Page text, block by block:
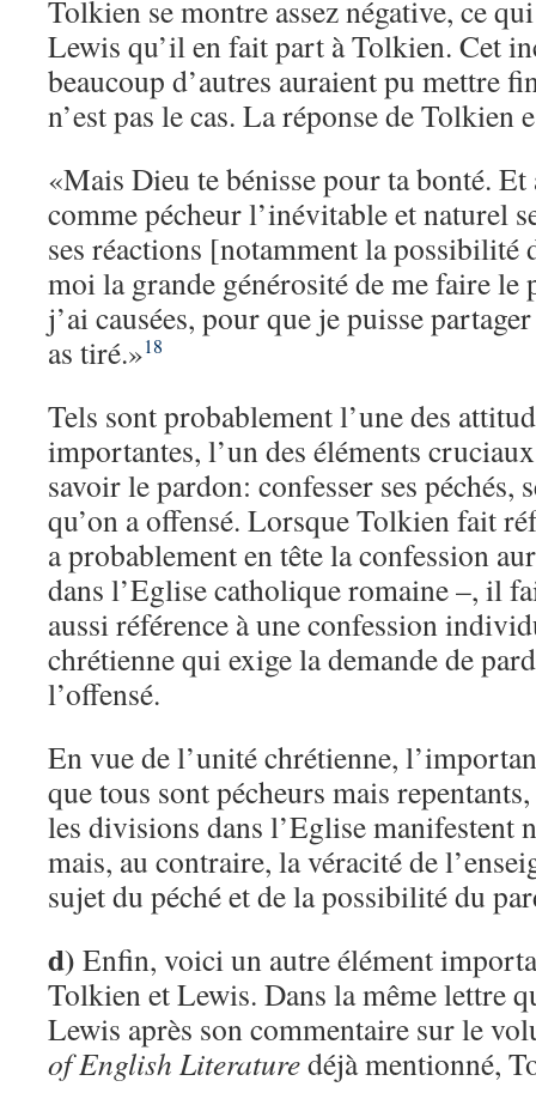
Tolkien se montre assez négative, ce
Lewis qu’il en fait part à Tolkien. Cet
beaucoup d’autres auraient pu mettre
n’est pas le cas. La réponse de Tolkien
«Mais Dieu te bénisse pour ta bonté.
comme pécheur l’inévitable et naturel
ses réactions [notamment la possibilité
moi la grande générosité de me faire le
j’ai causées, pour que je puisse
as tiré.»18
Tels sont probablement l’une des
importantes, l’un des éléments
savoir le pardon: confesser ses péchés,
qu’on a offensé. Lorsque Tolkien fait
a probablement en tête la confession
dans l’Eglise catholique romaine –, il
aussi référence à une confession
chrétienne qui exige la demande de
l’offensé.
En vue de l’unité chrétienne,
que tous sont pécheurs mais
les divisions dans l’Eglise manifestent
mais, au contraire, la véracité de
sujet du péché et de la possibilité du
d) Enfin, voici un autre élément
Tolkien et Lewis. Dans la même lettre
Lewis après son commentaire sur le
of English Literaturedéjà mentionné,